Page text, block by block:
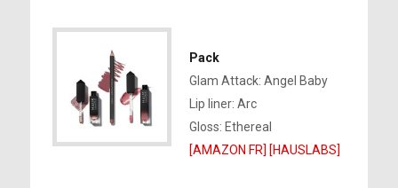
Pack
Glam Attack: Angel Baby
Lip liner: Arc
Gloss: Ethereal
[AMAZON FR] [HAUSLABS]